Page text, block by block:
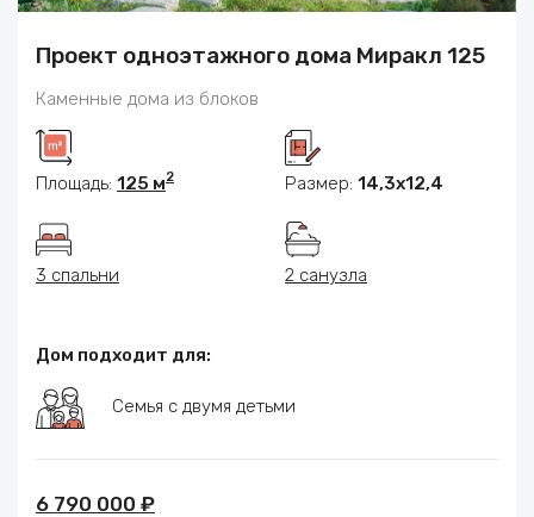
Проект одноэтажного дома Миракл 125
Каменные дома из блоков
Площадь: 125 м2 Размер: 14,3х12,4
3 спальни 2 санузла
Дом подходит для:
Семья с двумя детьми
6 790 000 ₽